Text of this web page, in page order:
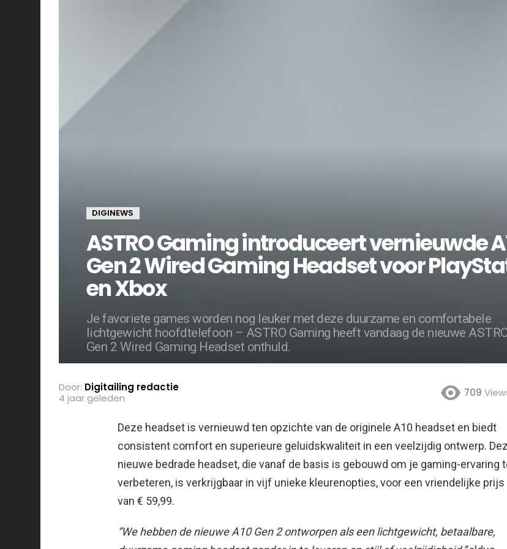
DIGINEWS
ASTRO Gaming introduceert vernieuwde
Gen 2 Wired Gaming Headset voor
en Xbox
Je favoriete games worden nog leuker met deze duurzame en comfortabele
lichtgewicht hoofdtelefoon – ASTRO Gaming heeft vandaag de nieuwe
Gen 2 Wired Gaming Headset onthuld.
Door: Digitailing redactie
4 jaar geleden
709
Deze headset is vernieuwd ten opzichte van de originele A10 headset en biedt
consistent comfort en superieure geluidskwaliteit in een veelzijdig ontwerp.
nieuwe bedrade headset, die vanaf de basis is gebouwd om je gaming-ervaring
verbeteren, is verkrijgbaar in vijf unieke kleurenopties, voor een vriendelijke prijs
van € 59,99.
“We hebben de nieuwe A10 Gen 2 ontworpen als een lichtgewicht, betaalbare,